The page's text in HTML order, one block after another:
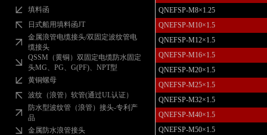
填料函
日式船用填料函JT
金属浪管电缆接头/双固定波纹管电
缆接头
QSSM（黄铜）双固定电缆防水固定
头MG、PG、G(PF)、NPT型
黄铜螺母
波纹（浪管）软管(通过UL认证）
防水型波纹管（浪管）接头-专利产
品
金属防水浪管接头
QNEFSP-M8×1.25
QNEFSP-M10×1.5
QNEFSP-M12×1.5
QNEFSP-M16×1.5
QNEFSP-M20×1.5
QNEFSP-M25×1.5
QNEFSP-M32×1.5
QNEFSP-M40×1.5
QNEFSP-M50×1.5